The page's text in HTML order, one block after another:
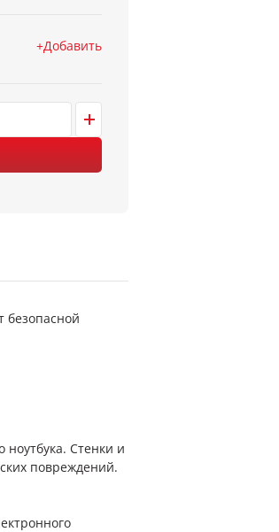
Добавить
безопасной
Стенки и
повреждений.